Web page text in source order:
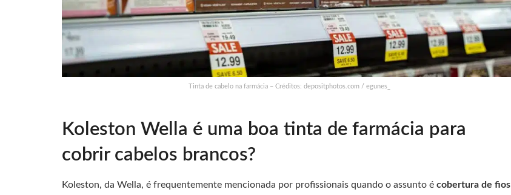
Tinta de cabelo na farmácia – Créditos: depositphotos.com / egunes_
Koleston Wella é uma boa tinta de farmácia para
cobrir cabelos brancos?
Koleston, da Wella, é frequentemente mencionada por profissionais quando o assunto é cobertura de fios